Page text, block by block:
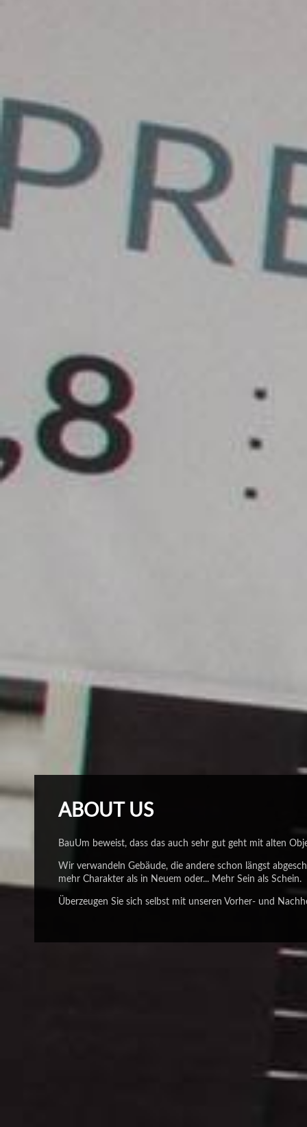
ABOUT US
BauUm beweist, dass das auch sehr gut geht mit alten
Wir verwandeln Gebäude, die andere schon längst
mehr Charakter als in Neuem oder... Mehr Sein als Schein.
Überzeugen Sie sich selbst mit unseren Vorher- und